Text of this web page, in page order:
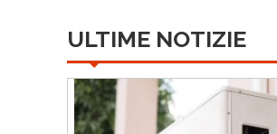
ULTIME NOTIZIE